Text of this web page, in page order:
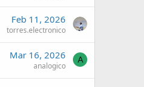
Feb 11, 2026
torres.electronico
Mar 16, 2026
analogico
A